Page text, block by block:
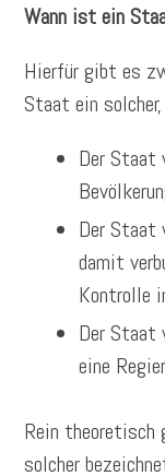
Wann ist ein
Hierfür gibt es
Staat ein
Der Staat
Der Staat
damit
Kontrolle
Der Staat
eine
Rein theoretisch
solcher